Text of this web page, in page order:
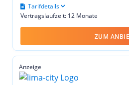
Vertragslaufzeit: 12 Monate
Tarifdetails
ZUM
Anzeige